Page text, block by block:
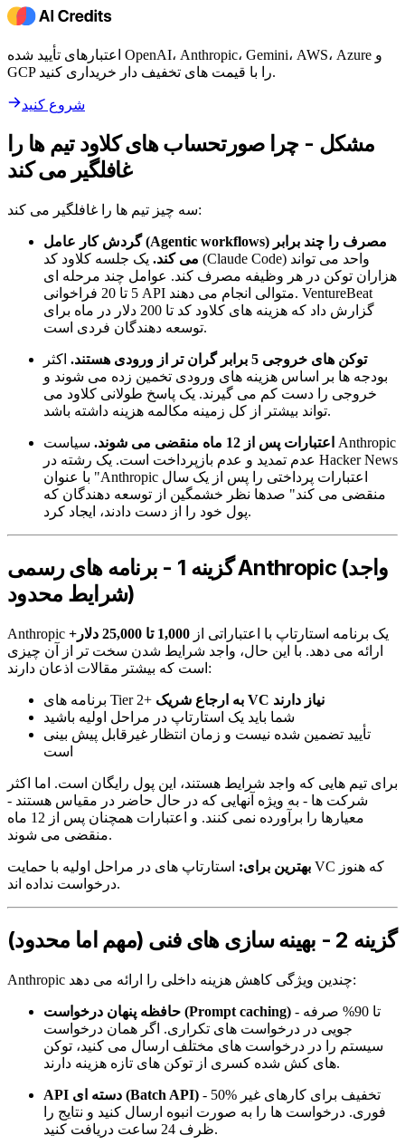
اعتبارهای تأیید شده OpenAI، Anthropic، Gemini، AWS، Azure و
GCP را با قیمت های تخفیف دار خریداری کنید.
شروع کنید
مشکل - چرا صورتحساب های کلاود تیم ها را
غافلگیر می کند
سه چیز تیم ها را غافلگیر می کند:
گردش کار عامل (Agentic workflows) مصرف را چند برابر
می کند. یک جلسه کلاود کد (Claude Code) واحد می تواند
هزاران توکن در هر وظیفه مصرف کند. عوامل چند مرحله ای
5 تا 20 فراخوانی API متوالی انجام می دهند. VentureBeat
گزارش داد که هزینه های کلاود کد تا 200 دلار در ماه برای
توسعه دهندگان فردی است.
توکن های خروجی 5 برابر گران تر از ورودی هستند.
اکثر
بودجه ها بر اساس هزینه های ورودی تخمین زده می شوند و
خروجی را دست کم می گیرند. یک پاسخ طولانی کلاود می
تواند بیشتر از کل زمینه مکالمه هزینه داشته باشد.
اعتبارات پس از 12 ماه منقضی می شوند.
سیاست Anthropic
عدم تمدید و عدم بازپرداخت است. یک رشته در Hacker News
با عنوان "Anthropic اعتبارات پرداختی را پس از یک سال
منقضی می کند" صدها نظر خشمگین از توسعه دهندگان که
پول خود را از دست دادند، ایجاد کرد.
گزینه 1 - برنامه های رسمی Anthropic (واجد
شرایط محدود)
Anthropic یک برنامه استارتاپ با اعتباراتی از 1,000 تا 25,000 دلار+
ارائه می دهد. با این حال، واجد شرایط شدن سخت تر از آن چیزی
است که بیشتر مقالات اذعان دارند:
برنامه های Tier 2+
به ارجاع شریک VC نیاز دارند
شما باید یک استارتاپ در مراحل اولیه باشید
تأیید تضمین شده نیست و زمان انتظار غیرقابل پیش بینی
است
برای تیم هایی که واجد شرایط هستند، این پول رایگان است. اما اکثر
شرکت ها - به ویژه آنهایی که در حال حاضر در مقیاس هستند -
معیارها را برآورده نمی کنند. و اعتبارات همچنان پس از 12 ماه
منقضی می شوند.
بهترین برای: استارتاپ های در مراحل اولیه با حمایت VC که هنوز
درخواست نداده اند.
گزینه 2 - بهینه سازی های فنی (مهم اما محدود)
Anthropic چندین ویژگی کاهش هزینه داخلی را ارائه می دهد:
حافظه پنهان درخواست (Prompt caching) - تا 90% صرفه
جویی در درخواست های تکراری. اگر همان درخواست
سیستم را در درخواست های مختلف ارسال می کنید، توکن
های کش شده کسری از توکن های تازه هزینه دارند.
API دسته ای (Batch API) - 50% تخفیف برای کارهای غیر
فوری. درخواست ها را به صورت انبوه ارسال کنید و نتایج را
ظرف 24 ساعت دریافت کنید.